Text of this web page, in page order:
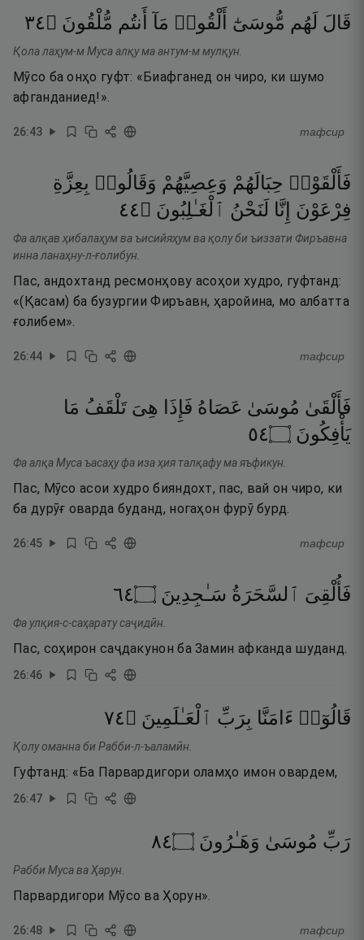
قَالَ لَهُم مُّوسَىٰٓ أَلْقُوا۟ مَآ أَنتُم مُّلْقُونَ ۝٤٣
Қола лаҳум-м Муса алқу ма антум-м мулқун.
Мӯсо ба онҳо гуфт: «Биафганед он чиро, ки шумо
афганданиед!».
26:43 тафсир
فَأَلْقَوْا۟ حِبَالَهُمْ وَعِصِيَّهُمْ وَقَالُوا۟ بِعِزَّةِ
فِرْعَوْنَ إِنَّا لَنَحْنُ ٱلْغَـٰلِبُونَ ۝٤٤
Фа алқав ҳибалаҳум ва ъисийяҳум ва қолу би ъиззати Фиръавна
инна ланаҳну-л-ғолибун.
Пас, андохтанд ресмонҳову асоҳои худро, гуфтанд:
«(Қасам) ба бузургии Фиръавн, ҳаройина, мо албатта
ғолибем».
26:44 тафсир
فَأَلْقَىٰ مُوسَىٰ عَصَاهُ فَإِذَا هِىَ تَلْقَفُ مَا
يَأْفِكُونَ ۝٤٥
Фа алқа Муса ъасаҳу фа иза ҳия талқафу ма яъфикун.
Пас, Мӯсо асои худро бияндохт, пас, вай он чиро, ки
ба дурӯғ оварда буданд, ногаҳон фурӯ бурд.
26:45 тафсир
فَأُلْقِىَ ٱلسَّحَرَةُ سَـٰجِدِينَ ۝٤٦
Фа улқия-с-саҳарату саҷидӣн.
Пас, соҳирон саҷдакунон ба Замин афканда шуданд.
26:46
قَالُوٓا۟ ءَامَنَّا بِرَبِّ ٱلْعَـٰلَمِينَ ۝٤٧
Қолу оманна би Рабби-л-ъаламӣн.
Гуфтанд: «Ба Парвардигори оламҳо имон овардем,
26:47
رَبِّ مُوسَىٰ وَهَـٰرُونَ ۝٤٨
Рабби Муса ва Ҳарун.
Парвардигори Мӯсо ва Ҳорун».
26:48 тафсир